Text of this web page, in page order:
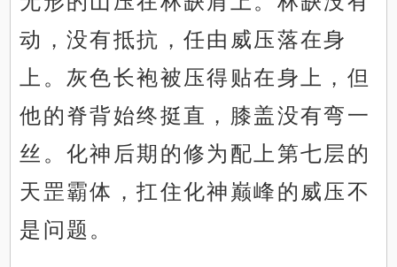
动，没有抵抗，任由威压落在身
上。灰色长袍被压得贴在身上，但
他的脊背始终挺直，膝盖没有弯一
丝。化神后期的修为配上第七层的
天罡霸体，扛住化神巅峰的威压不
是问题。